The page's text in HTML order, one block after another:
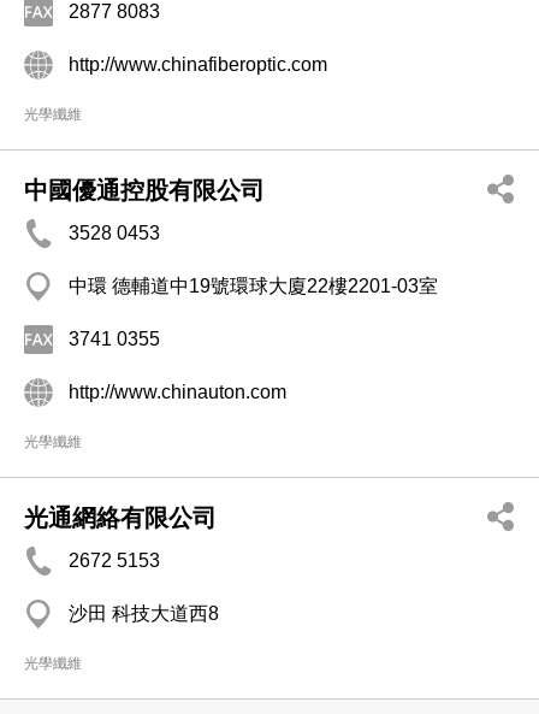
2877 8083
http://www.chinafiberoptic.com
光學纖維
中國優通控股有限公司
3528 0453
中環 德輔道中19號環球大廈22樓2201-03室
3741 0355
http://www.chinauton.com
光學纖維
光通網絡有限公司
2672 5153
沙田 科技大道西8
光學纖維